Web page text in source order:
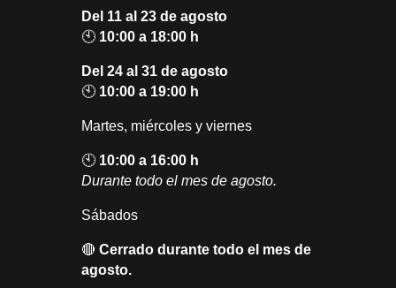
Del 11 al 23 de agosto
🕙 10:00 a 18:00 h
Del 24 al 31 de agosto
🕙 10:00 a 19:00 h
Martes, miércoles y viernes
🕙 10:00 a 16:00 h
Durante todo el mes de agosto.
Sábados
🔴 Cerrado durante todo el mes de
agosto.